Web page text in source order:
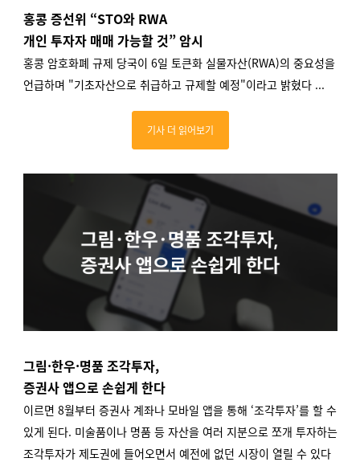
홍콩 증선위 “STO와 RWA
개인 투자자 매매 가능할 것” 암시
홍콩 암호화폐 규제 당국이 6일 토큰화 실물자산(RWA)의 중요성을
언급하며 "기초자산으로 취급하고 규제할 예정"이라고 밝혔다 ...
기사 더 읽어보기
그림·한우·명품 조각투자,
증권사 앱으로 손쉽게 한다
이르면 8월부터 증권사 계좌나 모바일 앱을 통해 ‘조각투자’를 할 수
있게 된다. 미술품이나 명품 등 자산을 여러 지분으로 쪼개 투자하는
조각투자가 제도권에 들어오면서 예전에 없던 시장이 열릴 수 있다